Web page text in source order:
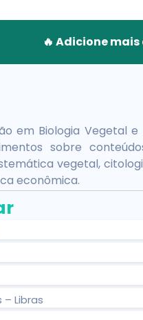
🔥 Adicione mais
em Biologia Vegetal
sobre
vegetal,
econômica.
– Libras